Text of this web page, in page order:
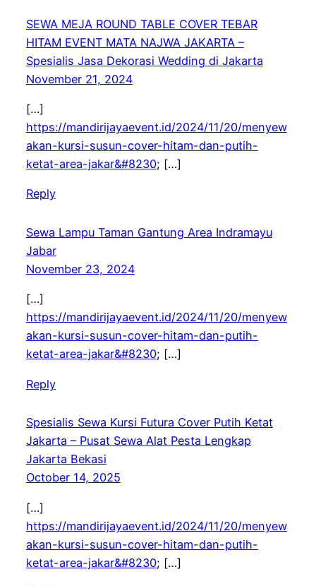
SEWA MEJA ROUND TABLE COVER TEBAR
HITAM EVENT MATA NAJWA JAKARTA –
Spesialis Jasa Dekorasi Wedding di Jakarta
November 21, 2024
[…]
https://mandirijayaevent.id/2024/11/20/menyew
akan-kursi-susun-cover-hitam-dan-putih-
ketat-area-jakar&#8230; […]
Reply
Sewa Lampu Taman Gantung Area Indramayu
Jabar
November 23, 2024
[…]
https://mandirijayaevent.id/2024/11/20/menyew
akan-kursi-susun-cover-hitam-dan-putih-
ketat-area-jakar&#8230; […]
Reply
Spesialis Sewa Kursi Futura Cover Putih Ketat
Jakarta – Pusat Sewa Alat Pesta Lengkap
Jakarta Bekasi
October 14, 2025
[…]
https://mandirijayaevent.id/2024/11/20/menyew
akan-kursi-susun-cover-hitam-dan-putih-
ketat-area-jakar&#8230; […]